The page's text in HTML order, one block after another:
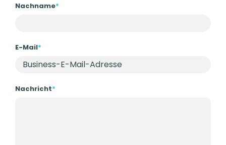
Nachname*
E-Mail*
Nachricht*